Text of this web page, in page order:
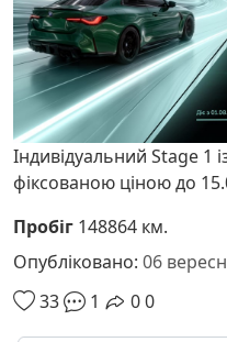
Індивідуальний Stage 1
фіксованою ціною до
Пробіг 148864 км.
Опубліковано: 06
33
1 00